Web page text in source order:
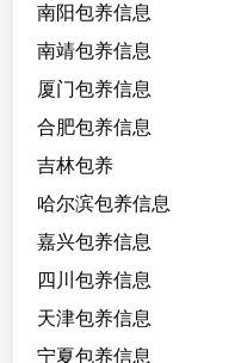
南阳包养信息
南靖包养信息
厦门包养信息
合肥包养信息
吉林包养
哈尔滨包养信息
嘉兴包养信息
四川包养信息
天津包养信息
宁夏包养信息